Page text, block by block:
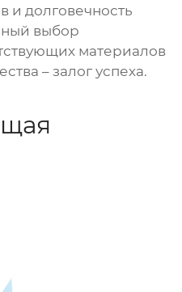
и долговечность
выбор
материалов
– залог успеха.